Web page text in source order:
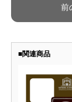
■関連商品